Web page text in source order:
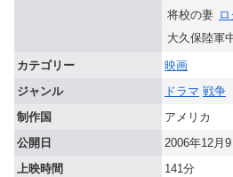
将校の妻
大久保陸軍
カテゴリー
映画
ジャンル
ドラマ 戦争
制作国
アメリカ
公開日
2006年12月9
上映時間
141分